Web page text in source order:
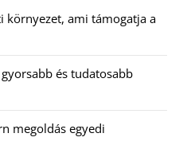
környezet, ami támogatja a
és tudatosabb
megoldás egyedi